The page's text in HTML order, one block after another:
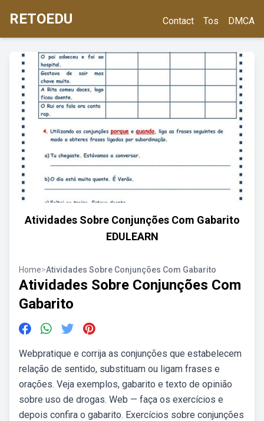
RETOEDU Contact Tos DMCA
Atividades Sobre Conjunções Com Gabarito
EDULEARN
Home>Atividades Sobre Conjunções Com Gabarito
Atividades Sobre Conjunções Com
Gabarito
Webpratique e corrija as conjunções que estabelecem
relação de sentido, substituam ou ligam frases e
orações. Veja exemplos, gabarito e texto de opinião
sobre uso de drogas. Web — faça os exercícios e
depois confira o gabarito. Exercícios sobre conjunções